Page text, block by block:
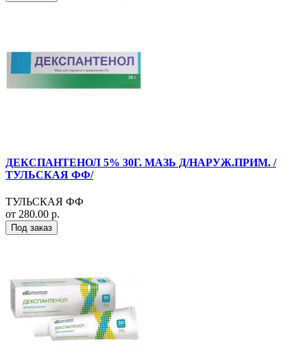
ДЕКСПАНТЕНОЛ 5% 30Г. МАЗЬ Д/НАРУЖ.ПРИМ. /
ТУЛЬСКАЯ ФФ/
ТУЛЬСКАЯ ФФ
от 280.00 р.
Под заказ